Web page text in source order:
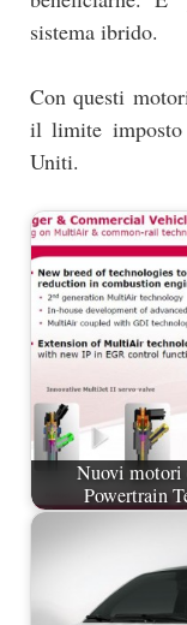
sistema ibrido.
Con questi
il limite
Uniti.
Nuovi motori
Powertrain